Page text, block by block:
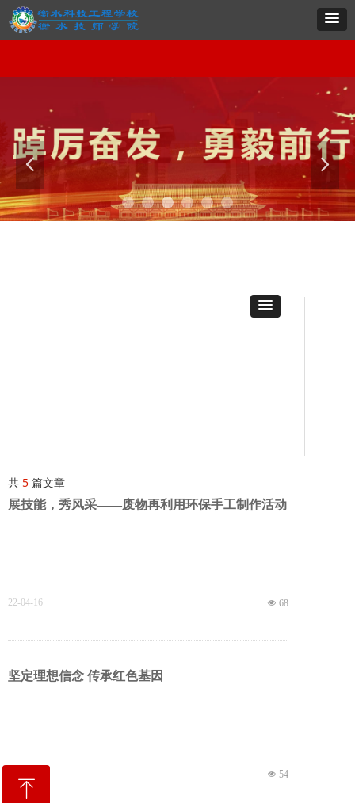
넳 넲
招生就业 项目实施职
共 5 篇文章
展技能，秀风采——废物再利用环保手工制作活动
넶 68
22-04-16
坚定理想信念 传承红色基因
넶 54
ꁸ